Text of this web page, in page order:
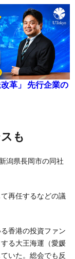
革」 先行企業の
も
潟県長岡市の同社
再任するなどの議
香港の投資ファン
る大王海運（愛媛
いた。総会でも反